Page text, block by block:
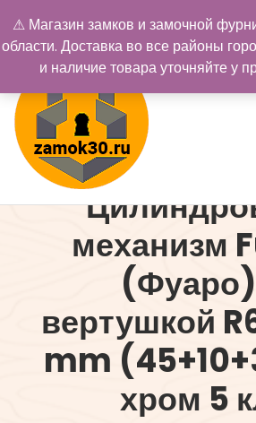
содержимому
механизм
вертушкой
mm
хром 5
⚠ Магазин замков и замочной
области. Доставка во все районы
и наличие товара уточняйте у